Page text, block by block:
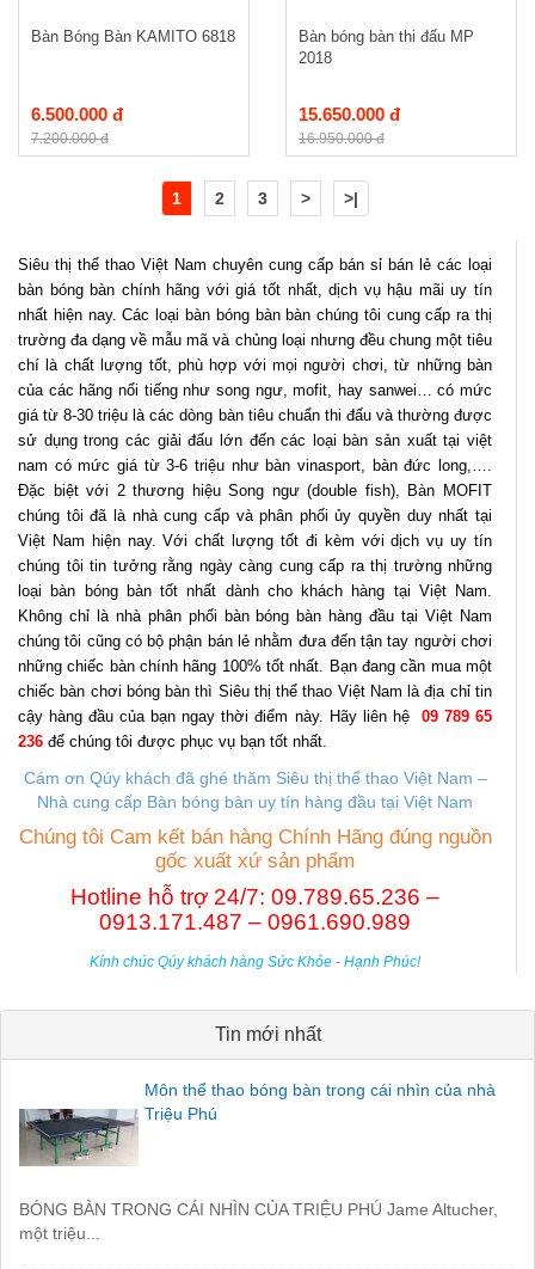
Bàn Bóng Bàn KAMITO 6818
6.500.000 đ
7.200.000 đ
Bàn bóng bàn thi đấu MP
2018
15.650.000 đ
16.950.000 đ
1 2 3 > >|
Siêu thị thể thao Việt Nam chuyên cung cấp bán sỉ bán lẻ các loại
bàn bóng bàn chính hãng với giá tốt nhất, dịch vụ hậu mãi uy tín
nhất hiện nay. Các loại bàn bóng bàn bàn chúng tôi cung cấp ra thị
trường đa dạng về mẫu mã và chủng loại nhưng đều chung một tiêu
chí là chất lượng tốt, phù hợp với mọi người chơi, từ những bàn
của các hãng nổi tiếng như song ngư, mofit, hay sanwei… có mức
giá từ 8-30 triệu là các dòng bàn tiêu chuẩn thi đấu và thường được
sử dụng trong các giải đấu lớn đến các loại bàn sản xuất tại việt
nam có mức giá từ 3-6 triệu như bàn vinasport, bàn đức long,….
Đặc biệt với 2 thương hiệu Song ngư (double fish), Bàn MOFIT
chúng tôi đã là nhà cung cấp và phân phối ủy quyền duy nhất tại
Việt Nam hiện nay. Với chất lượng tốt đi kèm với dịch vụ uy tín
chúng tôi tin tưởng rằng ngày càng cung cấp ra thị trường những
loại bàn bóng bàn tốt nhất dành cho khách hàng tại Việt Nam.
Không chỉ là nhà phân phối bàn bóng bàn hàng đầu tại Việt Nam
chúng tôi cũng có bộ phận bán lẻ nhằm đưa đến tận tay người chơi
những chiếc bàn chính hãng 100% tốt nhất. Bạn đang cần mua một
chiếc bàn chơi bóng bàn thì Siêu thị thể thao Việt Nam là địa chỉ tin
cậy hàng đầu của bạn ngay thời điểm này. Hãy liên hệ
09 789 65
236 để chúng tôi được phục vụ bạn tốt nhất.
Cám ơn Qúy khách đã ghé thăm Siêu thị thể thao Việt Nam –
Nhà cung cấp Bàn bóng bàn uy tín hàng đầu tại Việt Nam
Chúng tôi Cam kết bán hàng Chính Hãng đúng nguồn
gốc xuất xứ sản phẩm
Hotline hỗ trợ 24/7: 09.789.65.236 –
0913.171.487 – 0961.690.989
Kính chúc Qúy khách hàng Sức Khỏe - Hạnh Phúc!
Tin mới nhất
Môn thể thao bóng bàn trong cái nhìn của nhà
Triệu Phú
BÓNG BÀN TRONG CÁI NHÌN CỦA TRIỆU PHÚ Jame Altucher,
một triệu...